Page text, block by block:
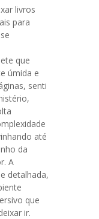
livros
para
que
úmida e
senti
até
da
A
detalhada,
que
ir.